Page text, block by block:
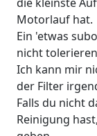
Motorlauf hat.
Ein 'etwas
nicht
Ich kann mir
der Filter
Falls du nicht
Reinigung